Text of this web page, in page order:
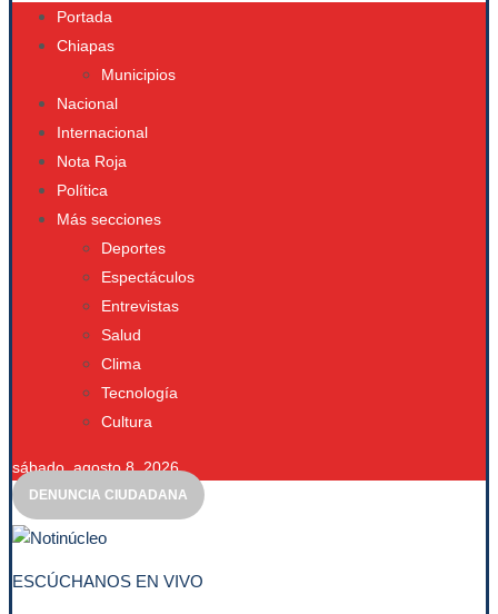
Portada
Chiapas
Municipios
Nacional
Internacional
Nota Roja
Política
Más secciones
Deportes
Espectáculos
Entrevistas
Salud
Clima
Tecnología
Cultura
sábado, agosto 8, 2026
DENUNCIA CIUDADANA
ESCÚCHANOS EN VIVO